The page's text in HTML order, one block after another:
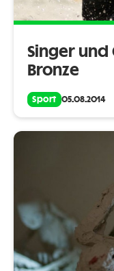
Singer
Bronze
Sport 05.08.2014